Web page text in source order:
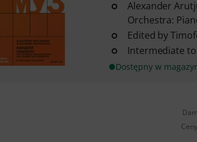
Alexander
Orchestra:
Edited by
Intermediate
Dostępny w